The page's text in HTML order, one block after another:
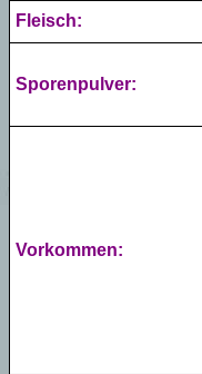
Fleisch:
Sporenpulver:
Vorkommen: